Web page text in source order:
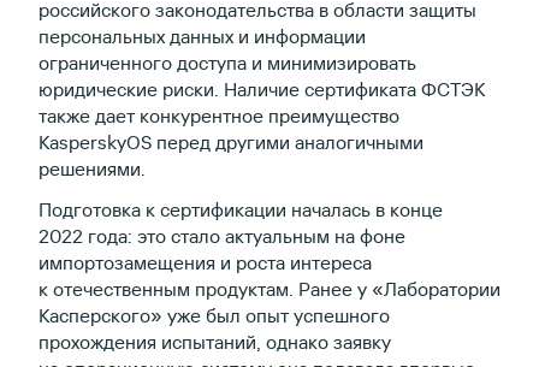
российского законодательства в области защиты
персональных данных и информации
ограниченного доступа и минимизировать
юридические риски. Наличие сертификата ФСТЭК
также дает конкурентное преимущество
KasperskyOS перед другими аналогичными
решениями.
Подготовка к сертификации началась в конце
2022 года: это стало актуальным на фоне
импортозамещения и роста интереса
к отечественным продуктам. Ранее у «Лаборатории
Касперского» уже был опыт успешного
прохождения испытаний, однако заявку